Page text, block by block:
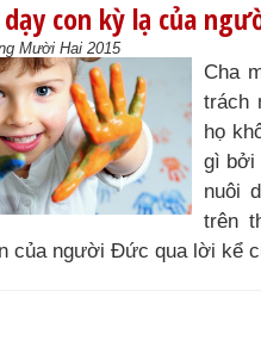
dạy con kỳ lạ của
Mười Hai 2015
Cha
trách
họ
gì bởi
nuôi
trên
của người Đức qua lời kể